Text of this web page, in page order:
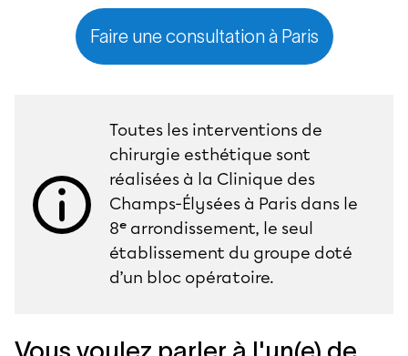
Faire une consultation à Paris
Toutes les interventions de
chirurgie esthétique sont
réalisées à la Clinique des
Champs-Élysées à Paris dans le
8ᵉ arrondissement, le seul
établissement du groupe doté
d’un bloc opératoire.